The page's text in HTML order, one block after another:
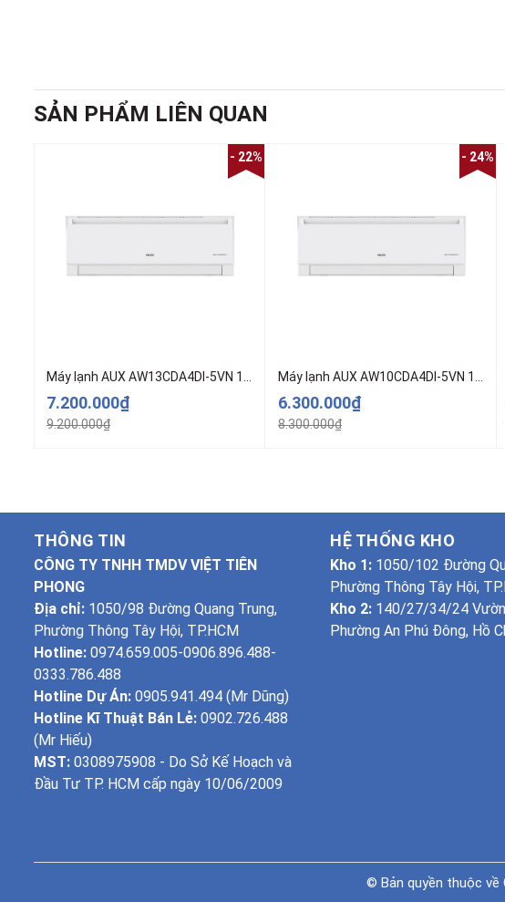
SẢN PHẨM LIÊN QUAN
- 22%
Máy lạnh AUX AW13CDA4DI-5VN 1.5Hp Inverter – Model Cao Cấp
7.200.000₫
9.200.000₫
- 24%
Máy lạnh AUX AW10CDA4DI-5VN 1Hp Inverter – Model cao cấp
6.300.000₫
8.300.000₫
THÔNG TIN
CÔNG TY TNHH TMDV VIỆT TIÊN
PHONG
Địa chỉ: 1050/98 Đường Quang Trung,
Phường Thông Tây Hội, TP.HCM
Hotline: 0974.659.005-0906.896.488-
0333.786.488
Hotline Dự Án: 0905.941.494 (Mr Dũng)
Hotline Kĩ Thuật Bán Lẻ: 0902.726.488
(Mr Hiếu)
MST: 0308975908 - Do Sở Kế Hoạch và
Đầu Tư TP. HCM cấp ngày 10/06/2009
HỆ THỐNG KHO
Kho 1: 1050/102 Đường
Phường Thông Tây Hội,
Kho 2: 140/27/34/24 Vườn
Phường An Phú Đông, Hồ
© Bản quyền thuộc về